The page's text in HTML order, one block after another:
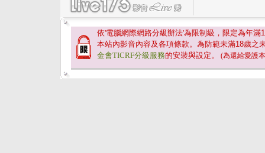
依'電腦網際網路分級辦法'為限制級，限定為年滿
本站內影音內容及各項條款。為防範未滿18歲之
金會TICRF分級服務的安裝與設定。 (為還給愛護